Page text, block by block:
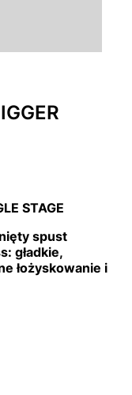
STAGE
spust
gładkie,
łożyskowanie i